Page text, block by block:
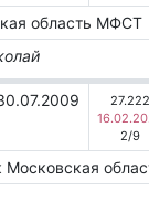
область МФСТ
2/9
Московская